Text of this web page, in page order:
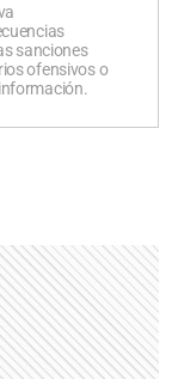
sanciones
ofensivos o